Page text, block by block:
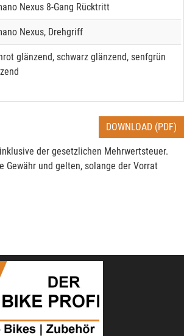
Nexus 8-Gang Rücktritt
Nexus, Drehgriff
glänzend, schwarz glänzend, senfgrün
DOWNLOAD (PDF)
der gesetzlichen Mehrwertsteuer.
Gewähr und gelten, solange der Vorrat